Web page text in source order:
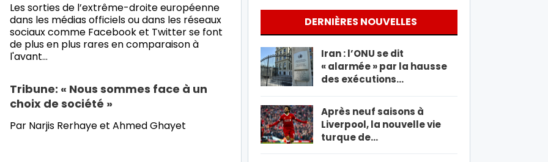
Les sorties de l’extrême-droite européenne
dans les médias officiels ou dans les réseaux
sociaux comme Facebook et Twitter se font
de plus en plus rares en comparaison à
l'avant…
Tribune: « Nous sommes face à un
choix de société »
Par Narjis Rerhaye et Ahmed Ghayet
DERNIÈRES NOUVELLES
Iran : l’ONU se dit
« alarmée » par la hausse
des exécutions…
Après neuf saisons à
Liverpool, la nouvelle vie
turque de…